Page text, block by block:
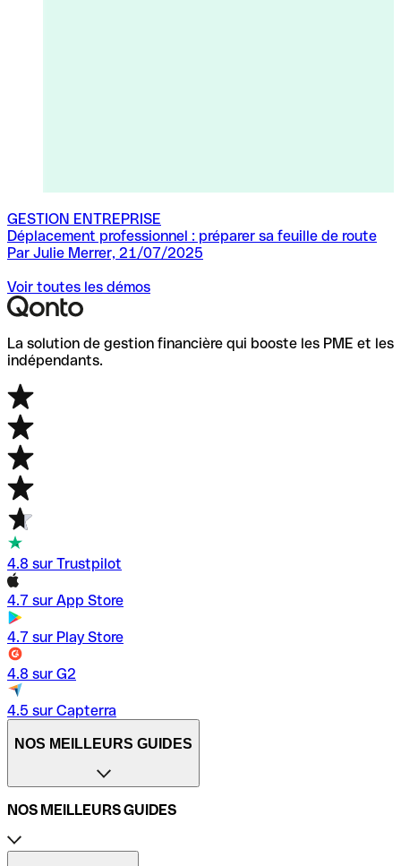
GESTION ENTREPRISE
Déplacement professionnel : préparer sa feuille de route
Par Julie Merrer, 21/07/2025
Voir toutes les démos
La solution de gestion financière qui booste les PME et les
indépendants.
4.8 sur Trustpilot
4.7 sur App Store
4.7 sur Play Store
4.8 sur G2
4.5 sur Capterra
NOS MEILLEURS GUIDES
NOS MEILLEURS GUIDES